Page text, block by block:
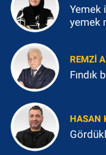
Yemek
yemek
REMZI
Fındık
HASAN